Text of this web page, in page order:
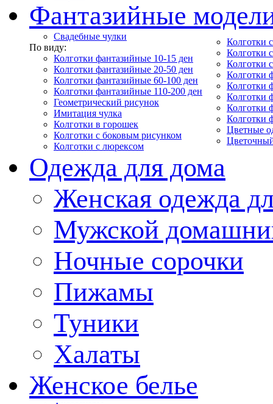
Фантазийные
Свадебные чулки
По виду:
Колготки фантазийные 10-15 ден
Колготки фантазийные 20-50 ден
Колготки фантазийные 60-100 ден
Колготки фантазийные 110-200 ден
Геометрический рисунок
Имитация чулка
Колготки в горошек
Колготки с боковым рисунком
Колготки с люрексом
Колготки
Колготки
Колготки
Колготки
Колготки
Колготки
Колготки
Колготки
Цветные
Одежда для дома
Женская одежда
Мужской
Ночные сорочки
Пижамы
Туники
Халаты
Женское белье